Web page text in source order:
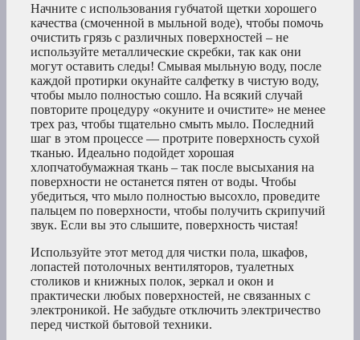
Начните с использования губчатой щетки хорошего
качества (смоченной в мыльной воде), чтобы помочь
очистить грязь с различных поверхностей – не
используйте металлические скребки, так как они
могут оставить следы! Смывая мыльную воду, после
каждой протирки окунайте салфетку в чистую воду,
чтобы мыло полностью сошло. На всякий случай
повторите процедуру «окуните и очистите» не менее
трех раз, чтобы тщательно смыть мыло. Последний
шаг в этом процессе — протрите поверхность сухой
тканью. Идеально подойдет хорошая
хлопчатобумажная ткань – так после высыхания на
поверхности не останется пятен от воды. Чтобы
убедиться, что мыло полностью высохло, проведите
пальцем по поверхности, чтобы получить скрипучий
звук. Если вы это слышите, поверхность чистая!
Используйте этот метод для чистки пола, шкафов,
лопастей потолочных вентиляторов, туалетных
столиков и книжных полок, зеркал и окон и
практически любых поверхностей, не связанных с
электроникой. Не забудьте отключить электричество
перед чисткой бытовой техники.